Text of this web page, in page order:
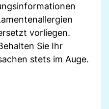
vorliegen.
Sie Ihr
stets im Auge.